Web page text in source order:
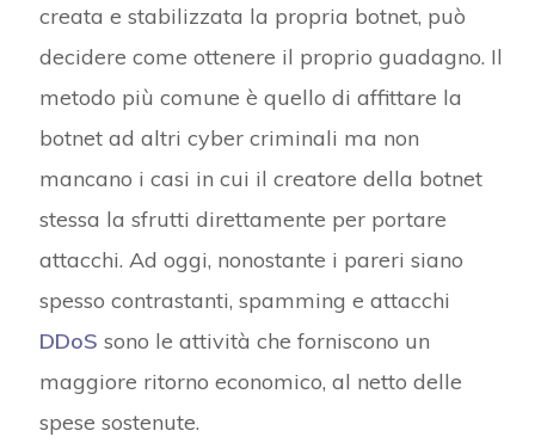
creata e stabilizzata la propria botnet, può
decidere come ottenere il proprio guadagno. Il
metodo più comune è quello di affittare la
botnet ad altri cyber criminali ma non
mancano i casi in cui il creatore della botnet
stessa la sfrutti direttamente per portare
attacchi. Ad oggi, nonostante i pareri siano
spesso contrastanti, spamming e attacchi
DDoS sono le attività che forniscono un
maggiore ritorno economico, al netto delle
spese sostenute.